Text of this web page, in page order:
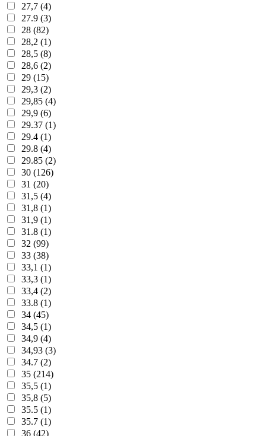
27,7 (4)
27.9 (3)
28 (82)
28,2 (1)
28,5 (8)
28,6 (2)
29 (15)
29,3 (2)
29,85 (4)
29,9 (6)
29.37 (1)
29.4 (1)
29.8 (4)
29.85 (2)
30 (126)
31 (20)
31,5 (4)
31,8 (1)
31,9 (1)
31.8 (1)
32 (99)
33 (38)
33,1 (1)
33,3 (1)
33,4 (2)
33.8 (1)
34 (45)
34,5 (1)
34,9 (4)
34,93 (3)
34.7 (2)
35 (214)
35,5 (1)
35,8 (5)
35.5 (1)
35.7 (1)
36 (42)